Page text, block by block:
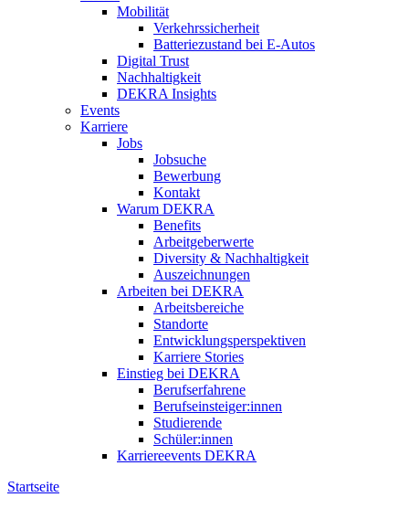
Mobilität
Verkehrssicherheit
Batteriezustand bei E-Autos
Digital Trust
Nachhaltigkeit
DEKRA Insights
Events
Karriere
Jobs
Jobsuche
Bewerbung
Kontakt
Warum DEKRA
Benefits
Arbeitgeberwerte
Diversity & Nachhaltigkeit
Auszeichnungen
Arbeiten bei DEKRA
Arbeitsbereiche
Standorte
Entwicklungsperspektiven
Karriere Stories
Einstieg bei DEKRA
Berufserfahrene
Berufseinsteiger:innen
Studierende
Schüler:innen
Karriereevents DEKRA
Startseite